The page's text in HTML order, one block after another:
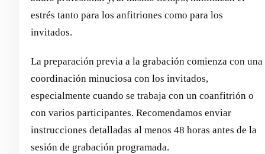
estrés tanto para los anfitriones como para los
invitados.
La preparación previa a la grabación comienza con una
coordinación minuciosa con los invitados,
especialmente cuando se trabaja con un coanfitrión o
con varios participantes. Recomendamos enviar
instrucciones detalladas al menos 48 horas antes de la
sesión de grabación programada.